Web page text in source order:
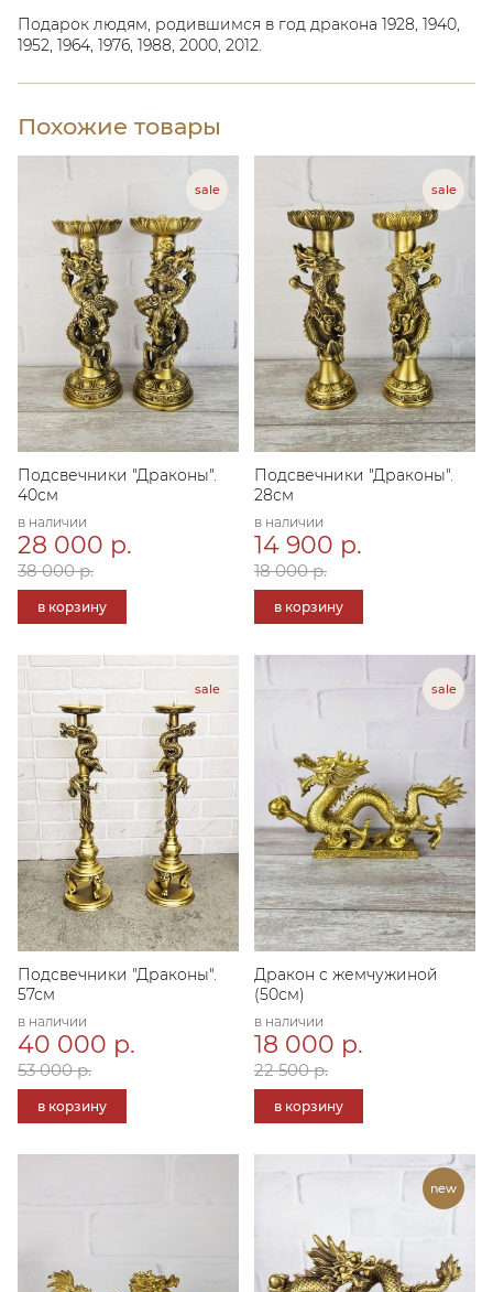
Подарок людям, родившимся в год дракона 1928, 1940,
1952, 1964, 1976, 1988, 2000, 2012.
Похожие товары
Подсвечники "Драконы".
40см
в наличии
28 000 р.
38 000 р.
в корзину
Подсвечники "Драконы".
28см
в наличии
14 900 р.
18 000 р.
в корзину
Подсвечники "Драконы".
57см
в наличии
40 000 р.
53 000 р.
в корзину
Дракон с жемчужиной
(50см)
в наличии
18 000 р.
22 500 р.
в корзину